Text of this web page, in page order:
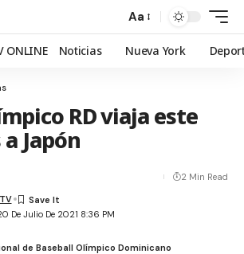
Aa
ONLINE Noticias Nueva York
RD viaja este
Japón
De Julio De 2021 8:36 PM
2 Min Read
de Baseball Olímpico Dominicano